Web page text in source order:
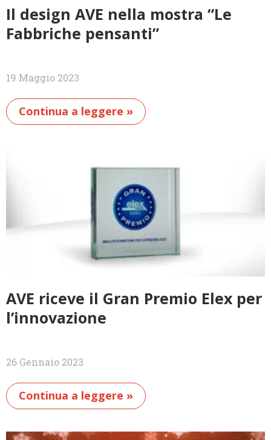
Il design AVE nella mostra “Le
Fabbriche pensanti”
19 Maggio 2023
Continua a leggere »
AVE riceve il Gran Premio Elex per
l’innovazione
26 Gennaio 2023
Continua a leggere »